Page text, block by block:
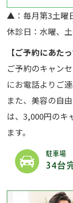
▲ ：毎月第3土
休診日：水曜、
【ご予約にあた
ご予約のキャン
にお電話よりご連
また、美容の自
は、3,000円のキ
ます。
駐車場
34台